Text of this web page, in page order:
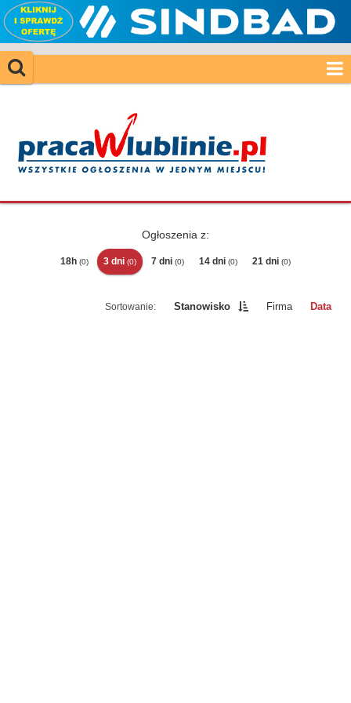
Ogłoszenia z:
18h (0) 3 dni (0) 7 dni (0) 14 dni (0) 21 dni (0)
Stanowisko Firma Data